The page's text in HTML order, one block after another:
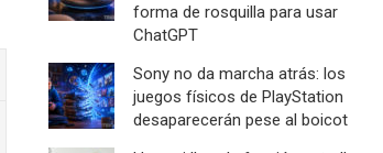
forma de rosquilla para usar
ChatGPT
Sony no da marcha atrás: los
juegos físicos de PlayStation
desaparecerán pese al boicot